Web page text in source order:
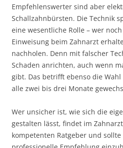
Empfehlenswerter sind aber
Schallzahnbürsten. Die Technik
eine wesentliche Rolle – wer
Einweisung beim Zahnarzt
nachholen. Denn mit falscher
Schaden anrichten, auch wenn
gibt. Das betrifft ebenso die
alle zwei bis drei Monate
Wer unsicher ist, wie sich die
gestalten lässt, findet im
kompetenten Ratgeber und